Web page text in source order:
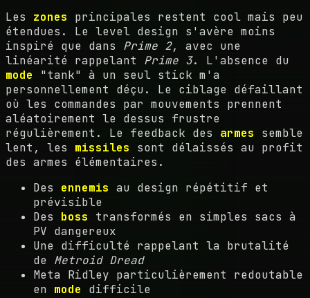
Les zones principales restent cool mais peu
étendues. Le level design s'avère moins
inspiré que dans Prime 2, avec une
linéarité rappelant Prime 3. L'absence du
mode "tank" à un seul stick m'a
personnellement déçu. Le ciblage défaillant
où les commandes par mouvements prennent
aléatoirement le dessus frustre
régulièrement. Le feedback des armes semble
lent, les missiles sont délaissés au profit
des armes élémentaires.
Des ennemis au design répétitif et
prévisible
Des boss transformés en simples sacs à
PV dangereux
Une difficulté rappelant la brutalité
de Metroid Dread
Meta Ridley particulièrement redoutable
en mode difficile